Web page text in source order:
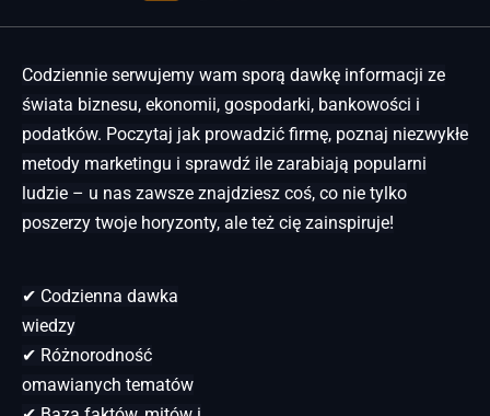
Codziennie serwujemy wam sporą dawkę informacji ze
świata biznesu, ekonomii, gospodarki, bankowości i
podatków. Poczytaj jak prowadzić firmę, poznaj niezwykłe
metody marketingu i sprawdź ile zarabiają popularni
ludzie – u nas zawsze znajdziesz coś, co nie tylko
poszerzy twoje horyzonty, ale też cię zainspiruje!
✔ Codzienna dawka
wiedzy
✔ Różnorodność
omawianych tematów